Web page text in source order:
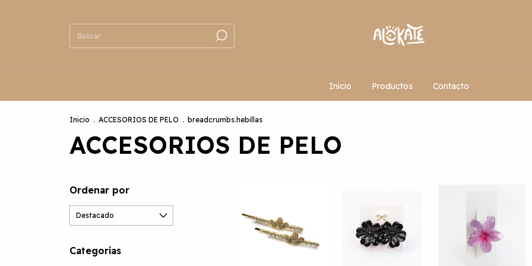
Inicio Productos Contacto
Inicio . ACCESORIOS DE PELO . breadcrumbs.hebillas
ACCESORIOS DE PELO
Ordenar por
Categorías